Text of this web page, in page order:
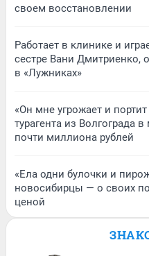
своем восстановлении
Работает в клинике и
сестре Вани Дмитриенко,
в «Лужниках»
«Он мне угрожает и
турагента из Волгограда
почти миллиона рублей
«Ела одни булочки и
новосибирцы — о своих
ценой